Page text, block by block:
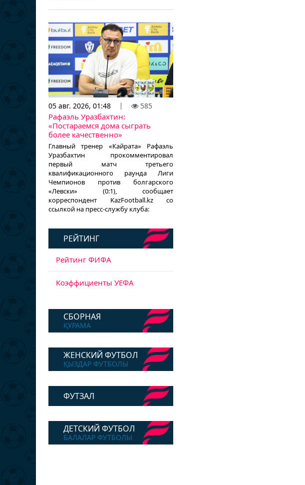
05 авг. 2026, 01:48 585
Рафаэль Уразбахтин:
«Постараемся дома сыграть
более качественно»
Главный тренер «Кайрата» Рафаэль
Уразбахтин прокомментировал
первый матч третьего
квалификационного раунда Лиги
Чемпионов против болгарского
«Левски» (0:1), сообщает
корреспондент KazFootball.kz со
ссылкой на пресс-службу клуба:
РЕЙТИНГ
Рейтинг ФИФА
Коэффициенты УЕФА
СБОРНАЯ
ҚҰРАМА
ЖЕНСКИЙ ФУТБОЛ
ҚЫЗДАР ФУТБОЛЫ
ФУТЗАЛ
ДЕТСКИЙ ФУТБОЛ
БАЛАЛАР ФУТБОЛЫ